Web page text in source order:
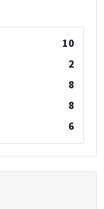
10
2
8
8
6